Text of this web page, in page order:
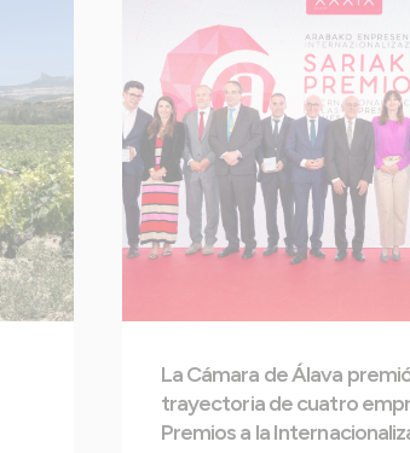
La Cámara de Álava
trayectoria de cuatro
Premios a la